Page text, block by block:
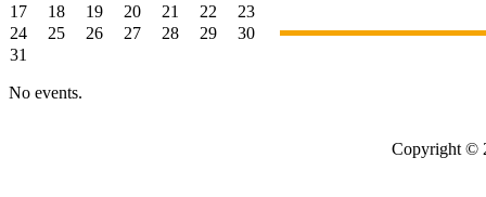
17
18 19 20 21 22
23
24
25 26 27 28 29
30
31
No events.
Copyright ©